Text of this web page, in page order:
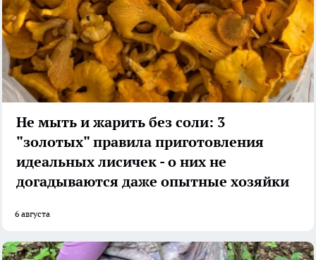
Не мыть и жарить без соли: 3
"золотых" правила приготовления
идеальных лисичек - о них не
догадываются даже опытные хозяйки
6 августа